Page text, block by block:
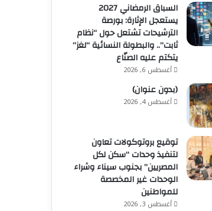
السباق الرمضاني 2027
يستعجل الإثارة: بورصة
الترشيحات تشتعل حول “نظام
ثابت”.. والبطولة النسائية “لغز”
يتكتم عليه الصنّاع
أغسطس 6, 2026
(بدون عنوان)
أغسطس 4, 2026
توقيع بروتوكولات تعاون
لتنفيذ وحدات “سكن لكل
المصريين” بجنوب سيناء وشراء
الوحدات غير المخصصة
للمواطنين
أغسطس 3, 2026